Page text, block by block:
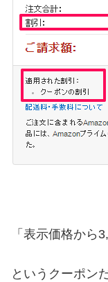
「表示価格から
というクーポン